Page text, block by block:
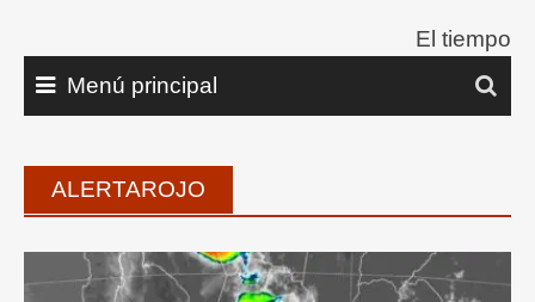
El tiempo
Menú principal
ALERTAROJO